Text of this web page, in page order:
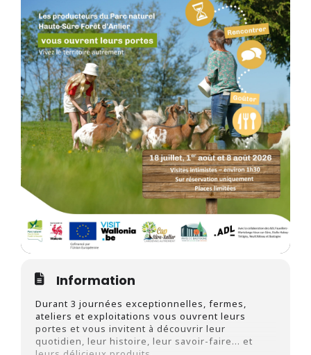
Information
Durant 3 journées exceptionnelles, fermes,
ateliers et exploitations vous ouvrent leurs
portes et vous invitent à découvrir leur
quotidien, leur histoire, leur savoir-faire… et